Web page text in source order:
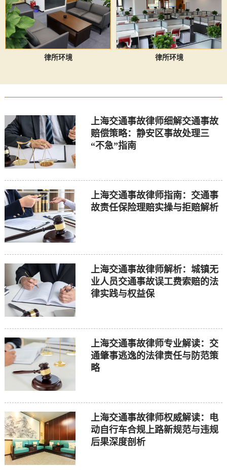
律所环境 律所环境
上海交通事故律师细解交通事故
赔偿策略：静安区事故处理三
“不急”指南
上海交通事故律师指南：交通事
故责任保险理赔实操与拒赔解析
上海交通事故律师解析：城镇无
业人员交通事故误工费索赔的法
律实践与权益保
上海交通事故律师专业解读：交
通肇事逃逸的法律责任与防范策
略
上海交通事故律师权威解读：电
动自行车合规上路新规范与违规
后果深度剖析